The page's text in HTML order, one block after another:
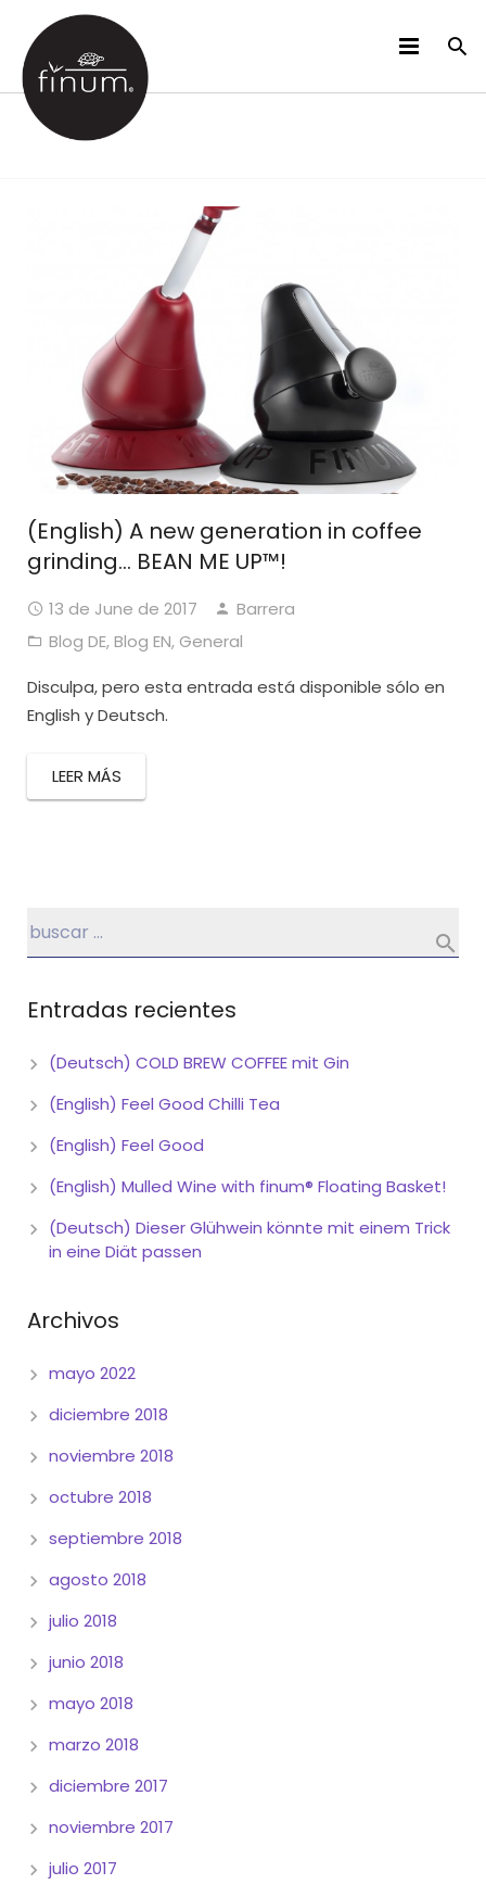
PRODUCTOS
(English) A new generation in coffee
grinding… BEAN ME UP™!
13 de June de 2017
Barrera
Blog DE,Blog EN, General
Disculpa, pero esta entrada está disponible sólo en
English y Deutsch.
LEER MÁS
Entradas recientes
(Deutsch) COLD BREW COFFEE mit Gin
(English) Feel Good Chilli Tea
(English) Feel Good
(English) Mulled Wine with finum® Floating Basket!
(Deutsch) Dieser Glühwein könnte mit einem Trick
in eine Diät passen
Archivos
mayo 2022
diciembre 2018
noviembre 2018
octubre 2018
septiembre 2018
agosto 2018
julio 2018
junio 2018
mayo 2018
marzo 2018
diciembre 2017
noviembre 2017
julio 2017